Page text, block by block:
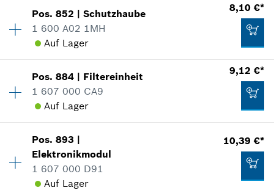
Zum Warenkorb hinzufügen
4,13 €*
*Unverbindliche Preisempfehlung des
Herstellers inklusive MwSt
Verfügbarkeit 1
Preisgruppe:47
Ersatzteilinformationen
Verwendungsnachweis
In Darstellung zeigen
136,02 €*
Herstellers inklusive MwSt
Pos.852 |Schutzhaube
1 600 A02 1MH
Auf Lager
8,10 €*
Preisgruppe:22
Ersatzteilinformationen
Pos.884 | Filtereinheit
1 607 000 CA9
Auf Lager
9,12 €*
Verfügbarkeit
Preisgruppe:23
Ersatzteilinformationen
Verwendungsnachweis
Pos.893 |
Elektronikmodul
1 607 000 D91
Auf Lager
10,39 €*